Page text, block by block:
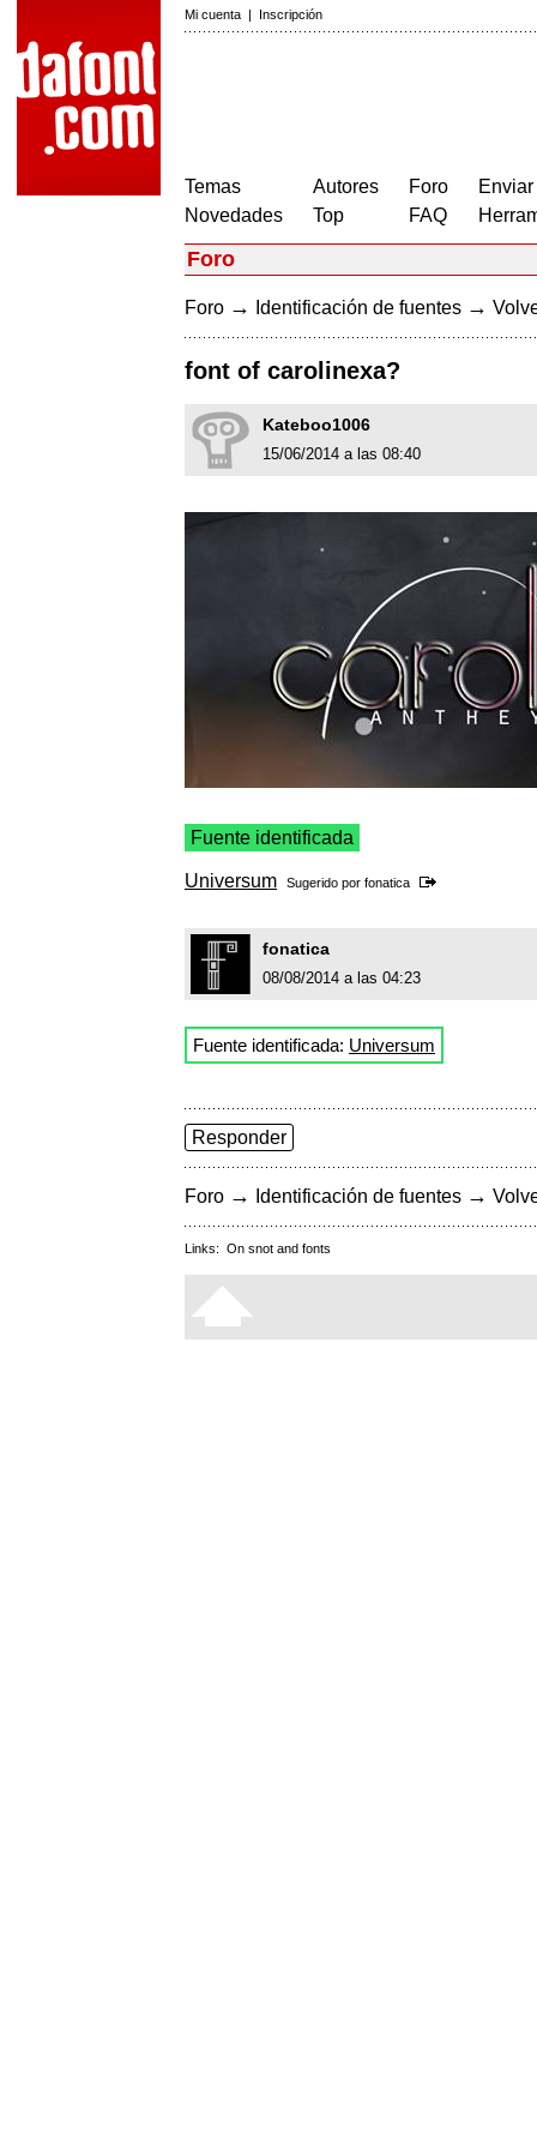
Mi cuenta | Inscripción
Temas
Novedades
Autores
Top
Foro
FAQ
Foro
Foro → Identificación de fuentes →
font of carolinexa?
Kateboo1006
15/06/2014 a las 08:40
Fuente identificada
Universum Sugerido por fonatica
fonatica
08/08/2014 a las 04:23
Fuente identificada: Universum
Responder
Foro → Identificación de fuentes →
Links: On snot and fonts